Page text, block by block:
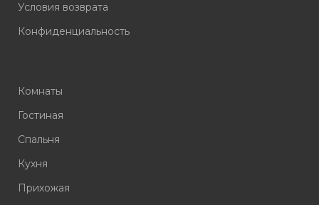
Условия возврата
Конфиденциальность
Комнаты
Гостиная
Спальня
Кухня
Прихожая